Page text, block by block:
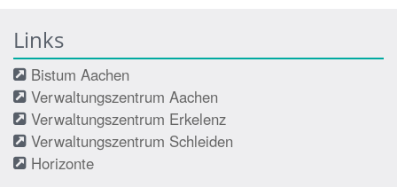
Links
Bistum Aachen
Verwaltungszentrum Aachen
Verwaltungszentrum Erkelenz
Verwaltungszentrum Schleiden
Horizonte